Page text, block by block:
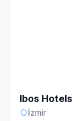
Ibos Hotels
İzmir